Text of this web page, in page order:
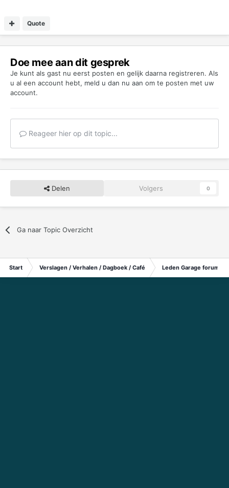
Quote
Doe mee aan dit gesprek
Je kunt als gast nu eerst posten en gelijk daarna registreren. Als
u al een account hebt, meld u dan nu aan om te posten met uw
account.
Reageer hier op dit topic...
Delen Volgers 0
Ga naar Topic Overzicht
Start Verslagen / Verhalen / Dagboek / Café Leden Garage forum